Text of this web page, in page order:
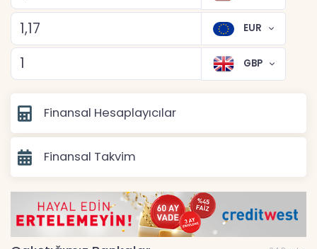
EUR
GBP
Finansal Hesaplayıcılar
Finansal Takvim